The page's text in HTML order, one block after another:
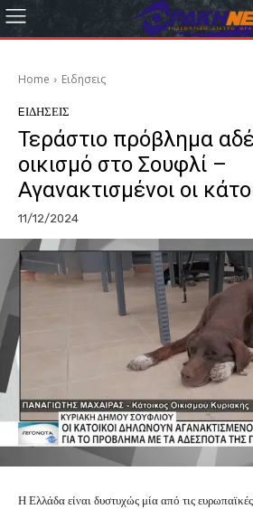
Home Eιδησεις
EΙΔΗΣΕΙΣ
Τεράστιο πρόβλημα
οικισμό στο Σουφλί –
Αγανακτισμένοι οι
11/12/2024
Η Ελλάδα είναι δυστυχώς μία από τις